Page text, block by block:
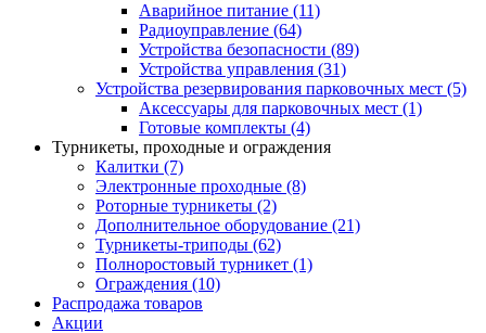
Аварийное питание (11)
Радиоуправление (64)
Устройства безопасности (89)
Устройства управления (31)
Устройства резервирования парковочных мест (5)
Аксессуары для парковочных мест (1)
Готовые комплекты (4)
Турникеты, проходные и ограждения
Калитки (7)
Электронные проходные (8)
Роторные турникеты (2)
Дополнительное оборудование (21)
Турникеты-триподы (62)
Полноростовый турникет (1)
Ограждения (10)
Распродажа товаров
Акции